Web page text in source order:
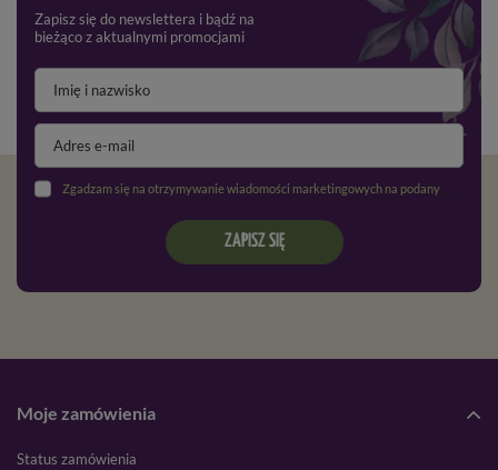
Zapisz się do newslettera i bądź na
bieżąco z aktualnymi promocjami
Zgadzam się na otrzymywanie wiadomości marketingowych na podany adres e-mail oraz przetwarzanie danych osobowych zgodnie z
ZAPISZ SIĘ
Moje zamówienia
Status zamówienia